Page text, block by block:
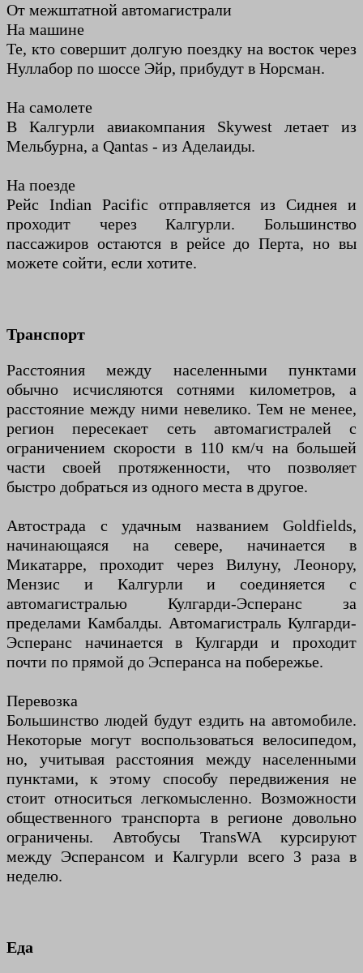
От межштатной автомагистрали
На машине
Те, кто совершит долгую поездку на восток через
Нуллабор по шоссе Эйр, прибудут в Норсман.
На самолете
В Калгурли авиакомпания Skywest летает из
Мельбурна, а Qantas - из Аделаиды.
На поезде
Рейс Indian Pacific отправляется из Сиднея и
проходит через Калгурли. Большинство
пассажиров остаются в рейсе до Перта, но вы
можете сойти, если хотите.
Транспорт
Расстояния между населенными пунктами
обычно исчисляются сотнями километров, а
расстояние между ними невелико. Тем не менее,
регион пересекает сеть автомагистралей с
ограничением скорости в 110 км/ч на большей
части своей протяженности, что позволяет
быстро добраться из одного места в другое.
Автострада с удачным названием Goldfields,
начинающаяся на севере, начинается в
Микатарре, проходит через Вилуну, Леонору,
Мензис и Калгурли и соединяется с
автомагистралью Кулгарди-Эсперанс за
пределами Камбалды. Автомагистраль Кулгарди-
Эсперанс начинается в Кулгарди и проходит
почти по прямой до Эсперанса на побережье.
Перевозка
Большинство людей будут ездить на автомобиле.
Некоторые могут воспользоваться велосипедом,
но, учитывая расстояния между населенными
пунктами, к этому способу передвижения не
стоит относиться легкомысленно. Возможности
общественного транспорта в регионе довольно
ограничены. Автобусы TransWA курсируют
между Эсперансом и Калгурли всего 3 раза в
неделю.
Еда